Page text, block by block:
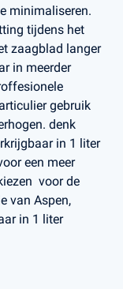
minimaliseren.
tijdens het
zaagblad langer
in meerder
gebruik
denk
in 1 liter
een meer
voor de
van Aspen,
in 1 liter